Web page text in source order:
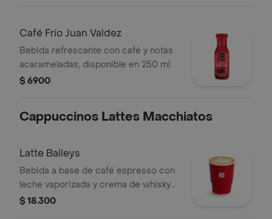
Café Frío Juan Valdez
Bebida refrescante con café y notas
acarameladas, disponible en 250 ml.
$ 6900
Cappuccinos Lattes Macchiatos
Latte Baileys
Bebida a base de café espresso con
leche vaporizada y crema de whisky
(Baileys). Este producto contiene
$ 18.300